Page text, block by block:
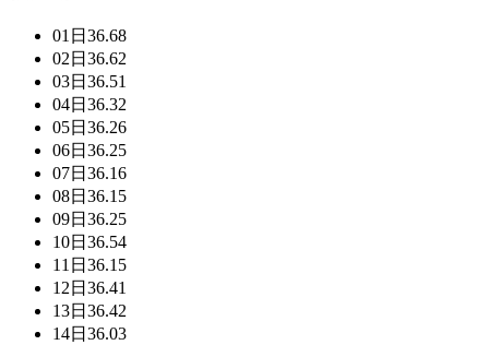
01日 36.68
02日 36.62
03日 36.51
04日 36.32
05日 36.26
06日 36.25
07日 36.16
08日 36.15
09日 36.25
10日 36.54
11日 36.15
12日 36.41
13日 36.42
14日 36.03